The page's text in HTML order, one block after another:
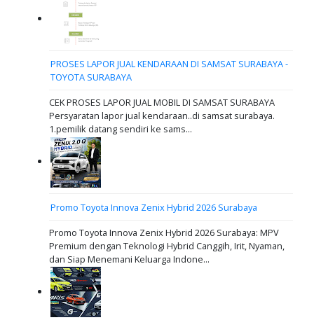
PROSES LAPOR JUAL KENDARAAN DI SAMSAT SURABAYA -
TOYOTA SURABAYA
CEK PROSES LAPOR JUAL MOBIL DI SAMSAT SURABAYA
Persyaratan lapor jual kendaraan..di samsat surabaya.
1.pemilik datang sendiri ke sams...
Promo Toyota Innova Zenix Hybrid 2026 Surabaya
Promo Toyota Innova Zenix Hybrid 2026 Surabaya: MPV
Premium dengan Teknologi Hybrid Canggih, Irit, Nyaman,
dan Siap Menemani Keluarga Indone...